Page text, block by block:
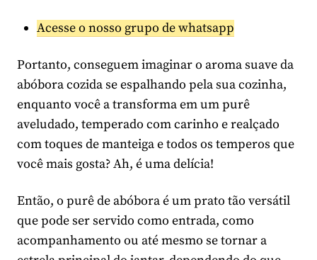
Acesse o nosso grupo de whatsapp
Portanto, conseguem imaginar o aroma suave da
abóbora cozida se espalhando pela sua cozinha,
enquanto você a transforma em um purê
aveludado, temperado com carinho e realçado
com toques de manteiga e todos os temperos que
você mais gosta? Ah, é uma delícia!
Então, o purê de abóbora é um prato tão versátil
que pode ser servido como entrada, como
acompanhamento ou até mesmo se tornar a